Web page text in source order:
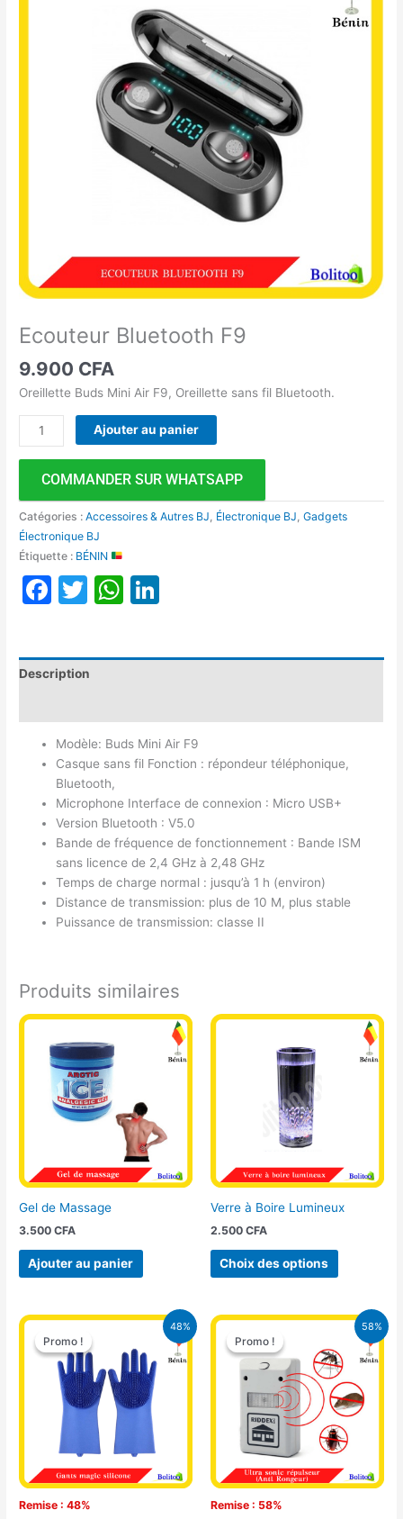
Ecouteur Bluetooth F9
9.900 CFA
Oreillette Buds Mini Air F9, Oreillette sans fil Bluetooth.
Ajouter au panier
COMMANDER SUR WHATSAPP
Catégories :Accessoires & Autres BJ Électronique BJ ,Gadgets
Électronique BJ
Étiquette : BÉNIN
Facebook
TwitterWhatsApp
Description
Modèle: Buds Mini Air F9
Casque sans fil Fonction : répondeur téléphonique,
Bluetooth,
Microphone Interface de connexion : Micro USB+
Version Bluetooth : V5.0
Bande de fréquence de fonctionnement : Bande ISM
sans licence de 2,4 GHz à 2,48 GHz
Temps de charge normal : jusqu’à 1 h (environ)
Distance de transmission: plus de 10 M, plus stable
Puissance de transmission: classe II
Produits similaires
Gel de Massage
3.500CFA
Ajouter au panier
Verre à Boire Lumineux
2.500 CFA
Choix des options
Ce
produit
être
choisies
du
48%
Promo !
Remise : 48%
Promo !
Le
prix
initial
était :
12.500 CFA.
Le
actuel
est :
6.500 CFA.
58%
Promo !
Remise : 58%
Promo !
Le
prix
initial
était :
12.000 CFA.
Le
actuel
est :
5.000 CFA.